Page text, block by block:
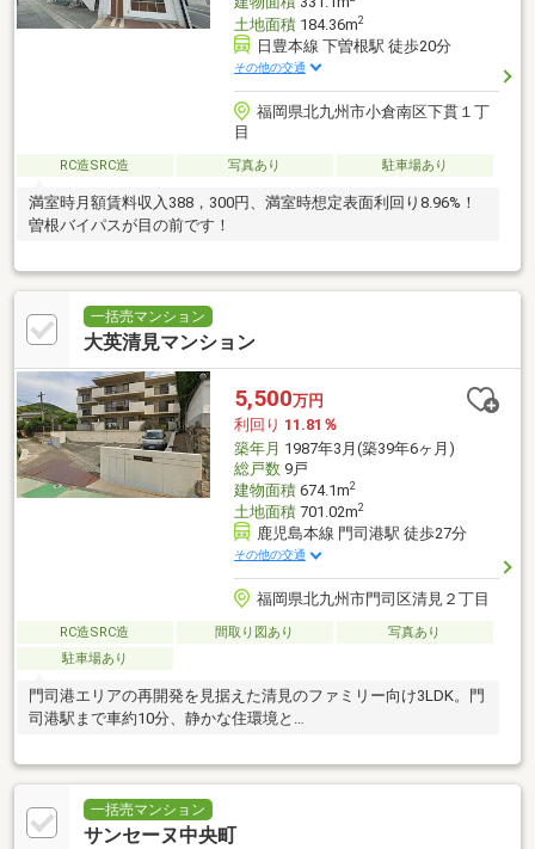
土地面積184.36m2
日豊本線 下曽根駅 徒歩20分
その他の交通
福岡県北九州市小倉南区下貫１丁
目
RC造SRC造 写真あり 駐車場あり
満室時月額賃料収入388，300円、満室時想定表面利回り8.96%！
曽根バイパスが目の前です！
一括売マンション
大英清見マンション
5,500万円
利回り 11.81％
築年月 1987年3月(築39年6ヶ月)
総戸数9戸
建物面積674.1m2
土地面積701.02m2
鹿児島本線 門司港駅 徒歩27分
その他の交通
福岡県北九州市門司区清見２丁目
RC造SRC造 間取り図あり
写真あり
駐車場あり
門司港エリアの再開発を見据えた清見のファミリー向け3LDK。門
司港駅まで車約10分、静かな住環境と…
一括売マンション
サンセーヌ中央町